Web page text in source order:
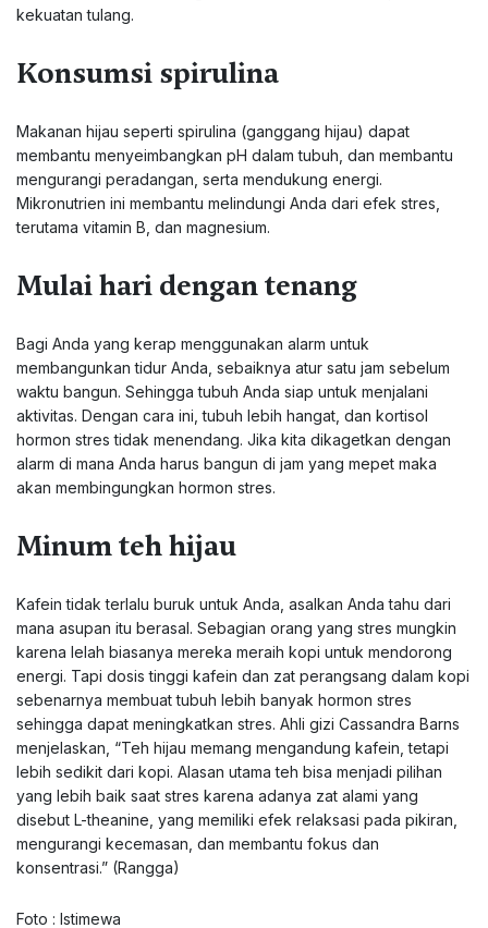
kekuatan tulang.
Konsumsi spirulina
Makanan hijau seperti spirulina (ganggang hijau) dapat
membantu menyeimbangkan pH dalam tubuh, dan membantu
mengurangi peradangan, serta mendukung energi.
Mikronutrien ini membantu melindungi Anda dari efek stres,
terutama vitamin B, dan magnesium.
Mulai hari dengan tenang
Bagi Anda yang kerap menggunakan alarm untuk
membangunkan tidur Anda, sebaiknya atur satu jam sebelum
waktu bangun. Sehingga tubuh Anda siap untuk menjalani
aktivitas. Dengan cara ini, tubuh lebih hangat, dan kortisol
hormon stres tidak menendang. Jika kita dikagetkan dengan
alarm di mana Anda harus bangun di jam yang mepet maka
akan membingungkan hormon stres.
Minum teh hijau
Kafein tidak terlalu buruk untuk Anda, asalkan Anda tahu dari
mana asupan itu berasal. Sebagian orang yang stres mungkin
karena lelah biasanya mereka meraih kopi untuk mendorong
energi. Tapi dosis tinggi kafein dan zat perangsang dalam kopi
sebenarnya membuat tubuh lebih banyak hormon stres
sehingga dapat meningkatkan stres. Ahli gizi Cassandra Barns
menjelaskan, “Teh hijau memang mengandung kafein, tetapi
lebih sedikit dari kopi. Alasan utama teh bisa menjadi pilihan
yang lebih baik saat stres karena adanya zat alami yang
disebut L-theanine, yang memiliki efek relaksasi pada pikiran,
mengurangi kecemasan, dan membantu fokus dan
konsentrasi.” (Rangga)
Foto : Istimewa